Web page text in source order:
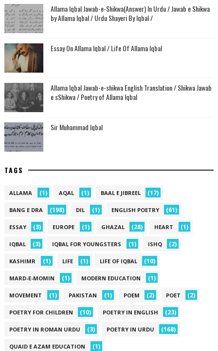
Allama Iqbal Jawab-e-Shikwa(Answer) In Urdu / Jawab e Shikwa
by Allama Iqbal / Urdu Shayeri By Iqbal /
Essay On Allama Iqbal / Life Of Allama Iqbal
Allama Iqbal Jawab-e-shikwa English Translation / Shikwa Jawab
e sShikwa / Poetry of Allama Iqbal
Sir Muhammad Iqbal
TAGS
ALLAMA (1) AQAL (1) BAAL E JIBREEL (17)
BANG E DRA (198) DIL (1) ENGLISH POETRY (61)
ESSAY (3) EUROPE (1) GHAZAL (28) HEART (1)
IQBAL (3) IQBAL FOR YOUNGSTERS (1) ISHQ (2)
KASHIMR (1) LIFE (1) LIFE OF IQBAL (10)
MARD-E-MOMIN (1) MODERN EDUCATION (1)
MOVEMENT (1) PAKISTAN (1) POEM (2) POET (2)
POETRY FOR CHILDREN (10) POETRY IN ENGLISH (23)
POETRY IN ROMAN URDU (3) POETRY IN URDU (168)
QUAID E AZAM EDUCATION (1)